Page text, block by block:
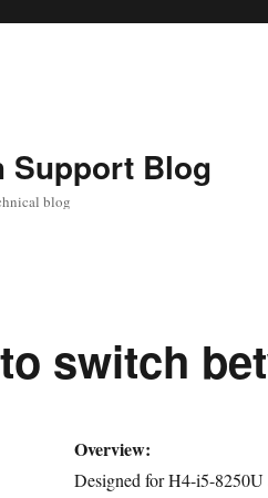
Support Blog
blog
switch
Overview:
Designed for H4-i5-8250U